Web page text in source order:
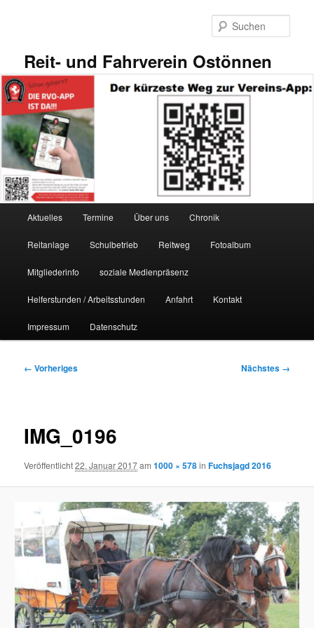
Reit- und Fahrverein Ostönnen
Aktuelles Termine Über uns Chronik
Reitanlage Schulbetrieb Reitweg Fotoalbum
Mitgliederinfo soziale Medienpräsenz
Helferstunden / Arbeitsstunden Anfahrt Kontakt
Impressum Datenschutz
Bilder-
← Vorheriges Nächstes →
IMG_0196
Veröffentlicht22. Januar 2017am1000 × 578inFuchsjagd 2016